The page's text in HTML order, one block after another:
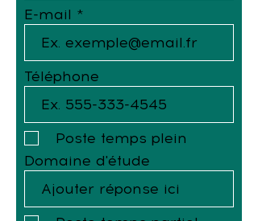
E-mail
Téléphone
Poste temps plein
Domaine d'étude